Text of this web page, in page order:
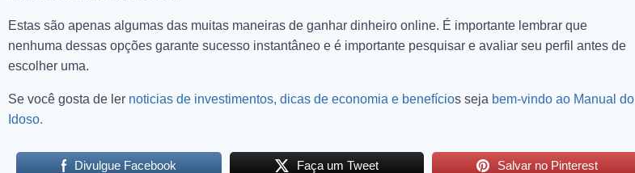
Estas são apenas algumas das muitas maneiras de ganhar dinheiro online. É importante lembrar que
nenhuma dessas opções garante sucesso instantâneo e é importante pesquisar e avaliar seu perfil antes de
escolher uma.
Se você gosta de ler noticias de investimentos, dicas de economia e benefícios seja bem-vindo ao Manual do
Idoso.
Divulgue Facebook Faça um Tweet Salvar no Pinterest